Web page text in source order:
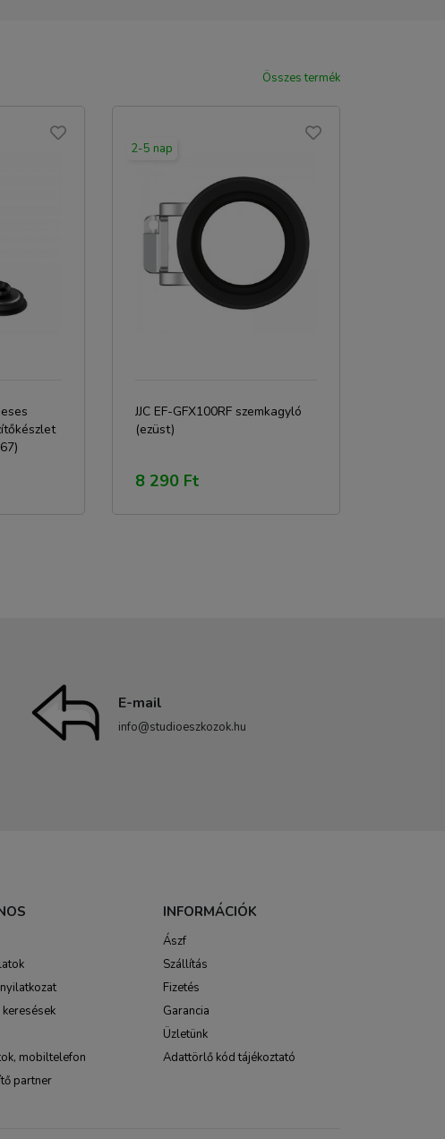
Összes termék
2-5 nap
JJC EF-GFX100RF szemkagyló
(ezüst)
8 290 Ft
E-mail
info@studioeszkozok.hu
mobiltelefon
partner
INFORMÁCIÓK
Ászf
Szállítás
Fizetés
Garancia
Üzletünk
Adattörlő kód tájékoztató